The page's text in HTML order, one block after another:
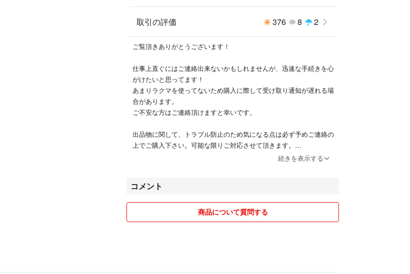
取引の評価 376 8 2
ご覧頂きありがとうございます！
仕事上直ぐにはご連絡出来ないかもしれませんが、迅速な手続きを心
がけたいと思ってます！
あまりラクマを使ってないため購入に際して受け取り通知が遅れる場
合があります。
ご不安な方はご連絡頂けますと幸いです。
出品物に関して、トラブル防止のため気になる点は必ず予めご連絡の
上でご購入下さい。可能な限りご対応させて頂きます。
反対に明らかな出品者都合の場合はご対応させて頂きます。
節度を持ちお互い気持ちの良い取引を望んでおります。
よろしくお願いします。
続きを表示する
コメント
商品について質問する